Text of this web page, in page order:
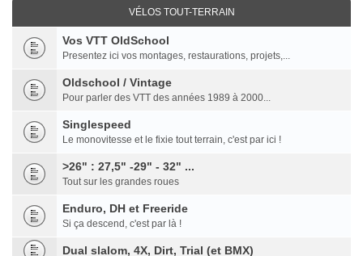
VÉLOS TOUT-TERRAIN
Vos VTT OldSchool
Presentez ici vos montages, restaurations, projets,...
Oldschool / Vintage
Pour parler des VTT des années 1989 à 2000...
Singlespeed
Le monovitesse et le fixie tout terrain, c'est par ici !
>26" : 27,5" -29" - 32" ...
Tout sur les grandes roues
Enduro, DH et Freeride
Si ça descend, c'est par là !
Dual slalom, 4X, Dirt, Trial (et BMX)